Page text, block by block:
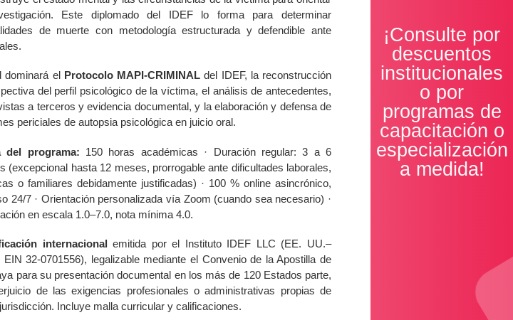
Este diplomado del IDEF lo forma para determinar
de muerte con metodología estructurada y defendible ante
dominará el Protocolo MAPI-CRIMINAL del IDEF, la reconstrucción
del perfil psicológico de la víctima, el análisis de antecedentes,
a terceros y evidencia documental, y la elaboración y defensa de
periciales de autopsia psicológica en juicio oral.
del programa: 150 horas académicas · Duración regular: 3 a 6
(excepcional hasta 12 meses, prorrogable ante dificultades laborales,
o familiares debidamente justificadas) · 100 % online asincrónico,
24/7 · Orientación personalizada vía Zoom (cuando sea necesario) ·
en escala 1.0–7.0, nota mínima 4.0.
internacional emitida por el Instituto IDEF LLC (EE. UU.–
EIN 32-0701556), legalizable mediante el Convenio de la Apostilla de
para su presentación documental en los más de 120 Estados parte,
de las exigencias profesionales o administrativas propias de
Incluye malla curricular y calificaciones.
ABRIR
¡Consulte por
descuentos
institucionales
o por
programas de
capacitación o
especialización
a medida!